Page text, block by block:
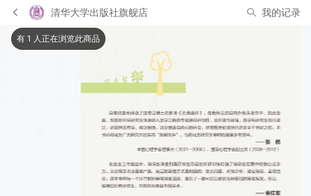
清华大学出版社旗舰店 我的记录